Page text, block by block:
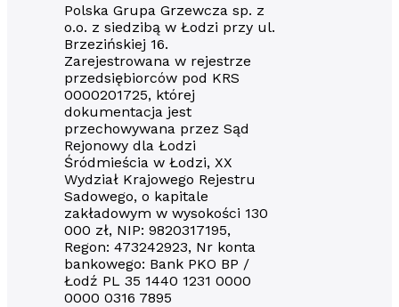
Polska Grupa Grzewcza sp. z
o.o. z siedzibą w Łodzi przy ul.
Brzezińskiej 16.
Zarejestrowana w rejestrze
przedsiębiorców pod KRS
0000201725, której
dokumentacja jest
przechowywana przez Sąd
Rejonowy dla Łodzi
Śródmieścia w Łodzi, XX
Wydział Krajowego Rejestru
Sadowego, o kapitale
zakładowym w wysokości 130
000 zł, NIP: 9820317195,
Regon: 473242923, Nr konta
bankowego: Bank PKO BP /
Łodź PL 35 1440 1231 0000
0000 0316 7895